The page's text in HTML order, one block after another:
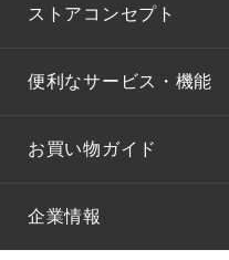
ストアコンセプト
便利なサービス・機能
お買い物ガイド
企業情報